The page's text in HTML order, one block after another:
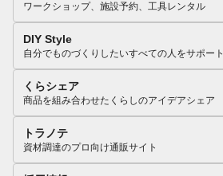
ワークショップ、施設予約、工具レンタル
DIY Style
自分でものづくりしたいすべての人をサポート
くらシェア
商品を組み合わせたくらしのアイデアシェア
トラノテ
資材調達のプロ向け通販サイト